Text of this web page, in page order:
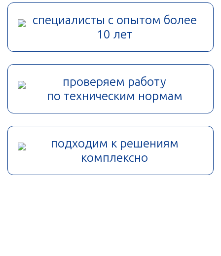
специалисты с опытом более
10 лет
проверяем работу
по техническим нормам
подходим к решениям
комплексно